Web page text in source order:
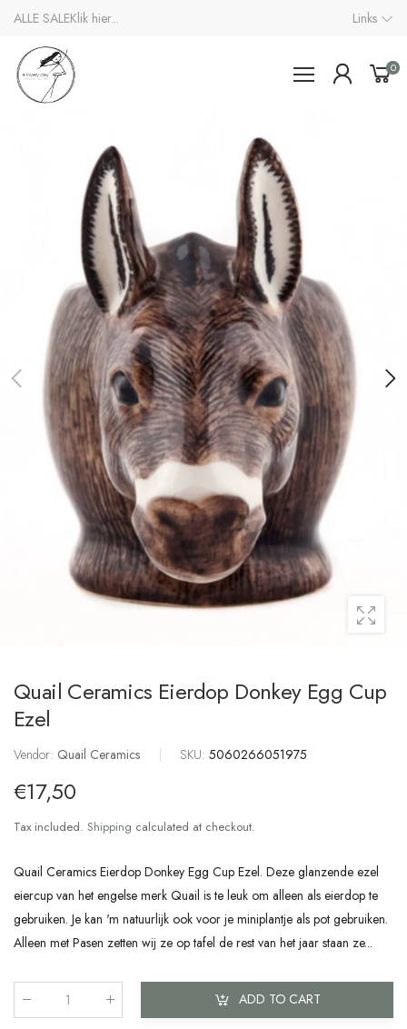
ALLE SALEKlik hier... Links
0
Quail Ceramics Eierdop Donkey Egg Cup
Ezel
Vendor: Quail Ceramics | SKU: 5060266051975
€17,50
Tax included. Shipping calculated at checkout.
Quail Ceramics Eierdop Donkey Egg Cup Ezel. Deze glanzende ezel
eiercup van het engelse merk Quail is te leuk om alleen als eierdop te
gebruiken. Je kan 'm natuurlijk ook voor je miniplantje als pot gebruiken.
Alleen met Pasen zetten wij ze op tafel de rest van het jaar staan ze...
ADD TO CART